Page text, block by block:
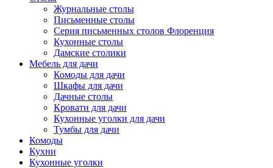
Журнальные столы
Письменные столы
Серия письменных столов Флоренция
Кухонные столы
Дамские столики
Мебель для дачи
Комоды для дачи
Шкафы для дачи
Дачные столы
Кровати для дачи
Кухонные уголки для дачи
Тумбы для дачи
Комоды
Кухни
Кухонные уголки